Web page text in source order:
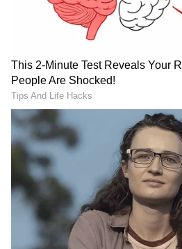
திரைப்படம்
ஆச்சர்யத்தக்க
இதையடுத்து
ஆண்டுகளாக
மாதம் திரைக்கண்டது.
ஏசியாநெட் தமிழ்-ஐ